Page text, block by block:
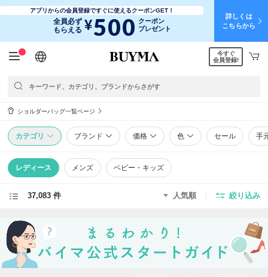
アプリからの会員登録ですぐに使えるクーポンGET！
全員必ず
もらえる ¥500 クーポン
プレゼント
詳しくは
こちらから
日本語
English
简体中文
繁體中文
今すぐ
会員登録!
ショルダーバッグ一覧ページ
カテゴリ ブランド 価格 色 セール 手
レディース メンズ ベビー・キッズ
37,083 件 人気順 絞り込み